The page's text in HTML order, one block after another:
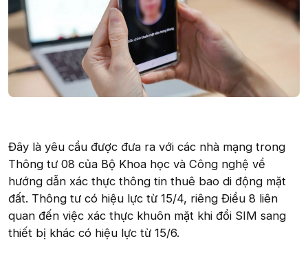
Đây là yêu cầu được đưa ra với các nhà mạng trong
Thông tư 08 của Bộ Khoa học và Công nghệ về
hướng dẫn xác thực thông tin thuê bao di động mặt
đất. Thông tư có hiệu lực từ 15/4, riêng Điều 8 liên
quan đến việc xác thực khuôn mặt khi đổi SIM sang
thiết bị khác có hiệu lực từ 15/6.